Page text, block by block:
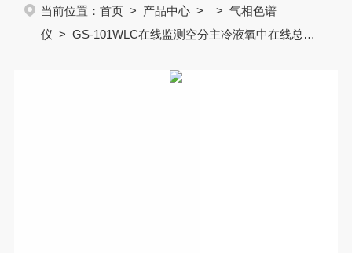
当前位置： 首页> 产品中心> > 气相色谱
仪 > GS-101WLC在线监测空分主冷液氧中在线总烃